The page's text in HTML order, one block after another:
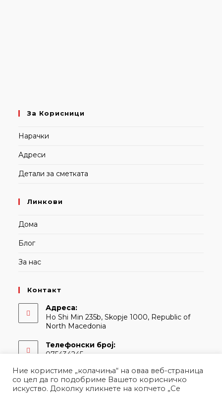
За Корисници
Нарачки
Адреси
Детали за сметката
Линкови
Дома
Блог
За нас
Контакт
Адреса:
Ho Shi Min 235b, Skopje 1000, Republic of
North Macedonia
Телефонски број:
075434245
Е-адреса:
contact@martina.mkOpens
Ние користиме „колачиња“ на оваа веб-страница
со цел да го подобриме Вашето корисничко
искуство. Доколку кликнете на копчето „Се